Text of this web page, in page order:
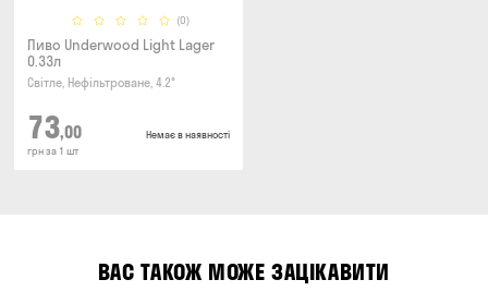
(0)
Пиво Underwood Light Lager
0.33л
Світле, Нефільтроване, 4.2°
73,00
грн за 1 шт
Немає в наявності
ВАС ТАКОЖ МОЖЕ ЗАЦІКАВИТИ